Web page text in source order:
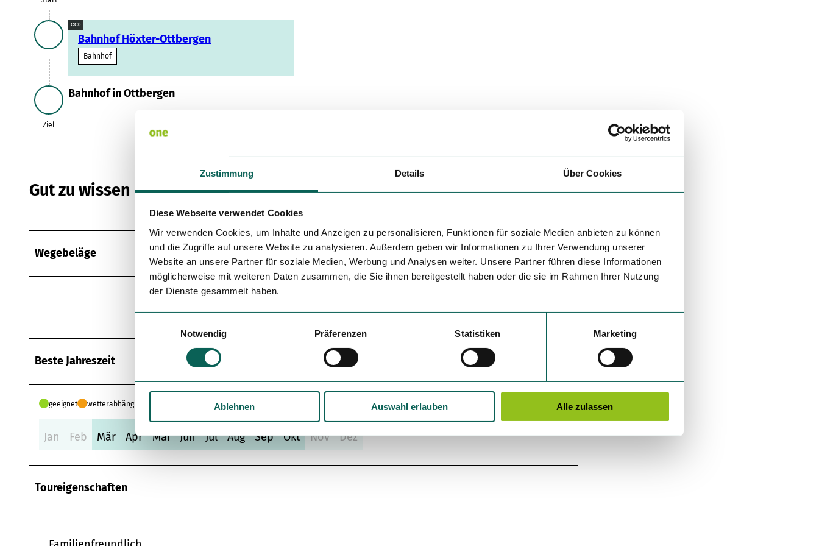
Zustimmung Details Über Cookies
Diese Webseite verwendet Cookies
Wir verwenden Cookies, um Inhalte und Anzeigen zu personalisieren, Funktionen für soziale Medien anbieten zu können
und die Zugriffe auf unsere Website zu analysieren. Außerdem geben wir Informationen zu Ihrer Verwendung unserer
Website an unsere Partner für soziale Medien, Werbung und Analysen weiter. Unsere Partner führen diese Informationen
möglicherweise mit weiteren Daten zusammen, die Sie ihnen bereitgestellt haben oder die sie im Rahmen Ihrer Nutzung
der Dienste gesammelt haben.
l
i
g
u
n
a
s
Notwendig Präferenzen Statistiken Marketing
Ablehnen Auswahl erlauben Alle zulassen
CC0
Bahnhof Höxter-Ottbergen
Bahnhof
Ziel
Ziel
Bahnhof in Ottbergen
Gut zu wissen
Wegebeläge
Asphalt (19%) Schotter (56%)
Beste Jahreszeit
geeignet wetterabhängig
Jan Feb Mär Apr Mai Jun Jul Aug Sep Okt Nov Dez
Toureigenschaften